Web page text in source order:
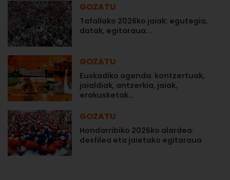
GOZATU
Tafallako 2026ko jaiak: egutegia,
datak, egitaraua...
GOZATU
Euskadiko agenda: kontzertuak,
jaialdiak, antzerkia, jaiak,
erakusketak…
GOZATU
Hondarribiko 2026ko alardea:
desfilea eta jaietako egitaraua